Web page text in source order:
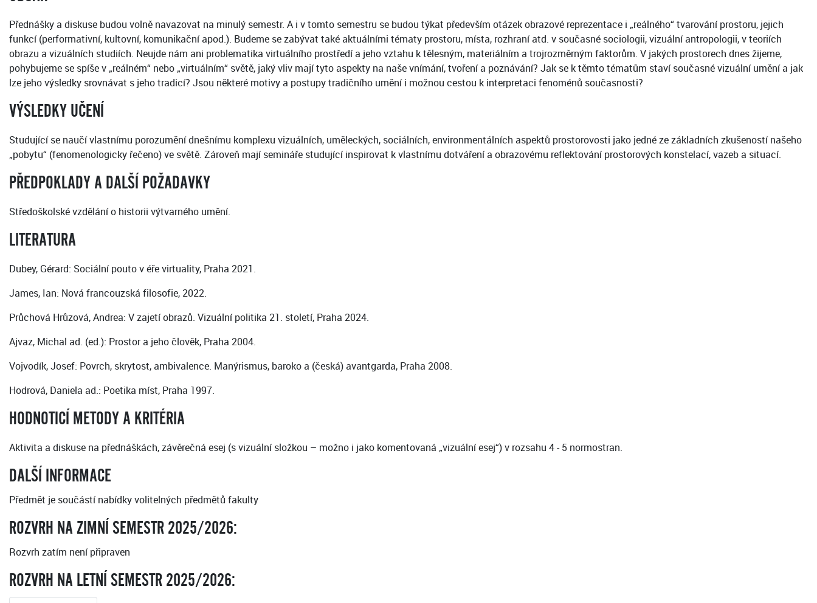
Přednášky a diskuse budou volně navazovat na minulý semestr. A i v tomto semestru se budou týkat především otázek obrazové reprezentace i „reálného“ tvarování prostoru, jejich
funkcí (performativní, kultovní, komunikační apod.). Budeme se zabývat také aktuálními tématy prostoru, místa, rozhraní atd. v současné sociologii, vizuální antropologii, v teoriích
obrazu a vizuálních studiích. Neujde nám ani problematika virtuálního prostředí a jeho vztahu k tělesným, materiálním a trojrozměrným faktorům. V jakých prostorech dnes žijeme,
pohybujeme se spíše v „reálném“ nebo „virtuálním“ světě, jaký vliv mají tyto aspekty na naše vnímání, tvoření a poznávání? Jak se k těmto tématům staví současné vizuální umění a jak
lze jeho výsledky srovnávat s jeho tradicí? Jsou některé motivy a postupy tradičního umění i možnou cestou k interpretaci fenoménů současnosti?
VÝSLEDKY UČENÍ
Studující se naučí vlastnímu porozumění dnešnímu komplexu vizuálních, uměleckých, sociálních, environmentálních aspektů prostorovosti jako jedné ze základních zkušeností našeho
„pobytu“ (fenomenologicky řečeno) ve světě. Zároveň mají semináře studující inspirovat k vlastnímu dotváření a obrazovému reflektování prostorových konstelací, vazeb a situací.
PŘEDPOKLADY A DALŠÍ POŽADAVKY
Středoškolské vzdělání o historii výtvarného umění.
LITERATURA
Dubey, Gérard: Sociální pouto v éře virtuality, Praha 2021.
James, Ian: Nová francouzská filosofie, 2022.
Průchová Hrůzová, Andrea: V zajetí obrazů. Vizuální politika 21. století, Praha 2024.
Ajvaz, Michal ad. (ed.): Prostor a jeho člověk, Praha 2004.
Vojvodík, Josef: Povrch, skrytost, ambivalence. Manýrismus, baroko a (česká) avantgarda, Praha 2008.
Hodrová, Daniela ad.: Poetika míst, Praha 1997.
HODNOTICÍ METODY A KRITÉRIA
Aktivita a diskuse na přednáškách, závěrečná esej (s vizuální složkou – možno i jako komentovaná „vizuální esej“) v rozsahu 4 - 5 normostran.
DALŠÍ INFORMACE
Předmět je součástí nabídky volitelných předmětů fakulty
ROZVRH NA ZIMNÍ SEMESTR 2025/2026:
Rozvrh zatím není připraven
ROZVRH NA LETNÍ SEMESTR 2025/2026: